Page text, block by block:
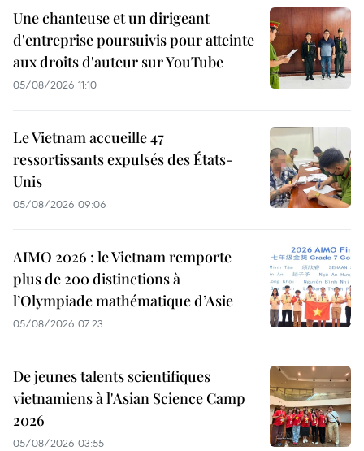
Une chanteuse et un dirigeant
d'entreprise poursuivis pour atteinte
aux droits d'auteur sur YouTube
05/08/2026 11:10
Le Vietnam accueille 47
ressortissants expulsés des États-
Unis
05/08/2026 09:06
AIMO 2026 : le Vietnam remporte
plus de 200 distinctions à
l’Olympiade mathématique d’Asie
05/08/2026 07:23
De jeunes talents scientifiques
vietnamiens à l'Asian Science Camp
2026
05/08/2026 03:55